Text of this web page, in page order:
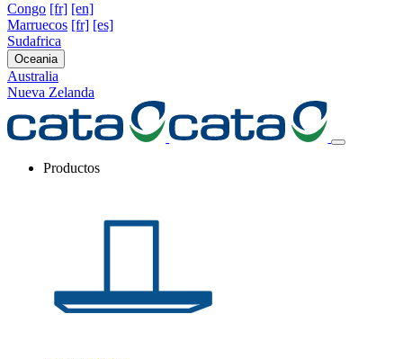
Congo [fr] [en]
Marruecos [fr] [es]
Sudafrica
Oceania
Australia
Nueva Zelanda
Productos